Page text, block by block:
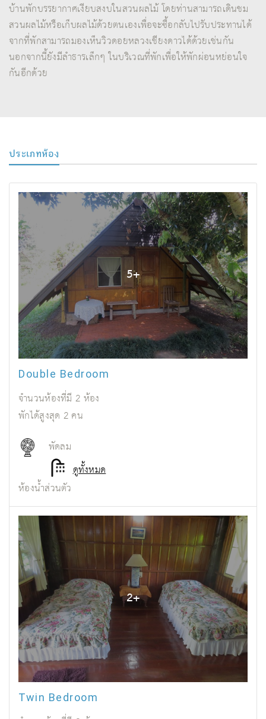
บ้านพักบรรยากาศเงียบสงบในสวนผลไม้ โดยท่านสามารถเดินชม
สวนผลไม้หรือเก็บผลไม้ด้วยตนเองเพื่อจะซื้อกลับไปรับประทานได้
จากที่พักสามารถมองเห็นวิวดอยหลวงเชียงดาวได้ด้วยเช่นกัน
นอกจากนี้ยังมีลำธารเล็กๆ ในบริเวณที่พักเพื่อให้พักผ่อนหย่อนใจ
กันอีกด้วย
ประเภทห้อง
5+
Double Bedroom
จำนวนห้องที่มี 2 ห้อง
พักได้สูงสุด 2คน
พัดลม
ห้องน้ำส่วนตัว
ดูทั้งหมด
2+
Twin Bedroom